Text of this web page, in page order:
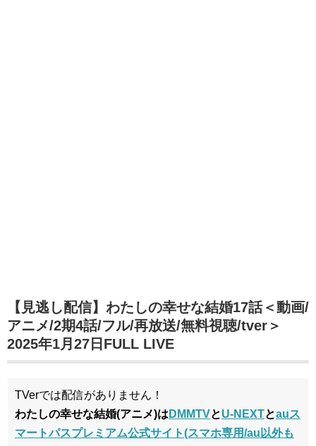
【見逃し配信】わたしの幸せな結婚17話＜動画/
アニメ/2期4話/フル/再放送/無料視聴/tver＞
2025年1月27日FULL LIVE
TVerでは配信がありません！
わたしの幸せな結婚(アニメ)は DMMTVとU-NEXTとauス
マートパスプレミアム公式サイト(スマホ専用/au以外も